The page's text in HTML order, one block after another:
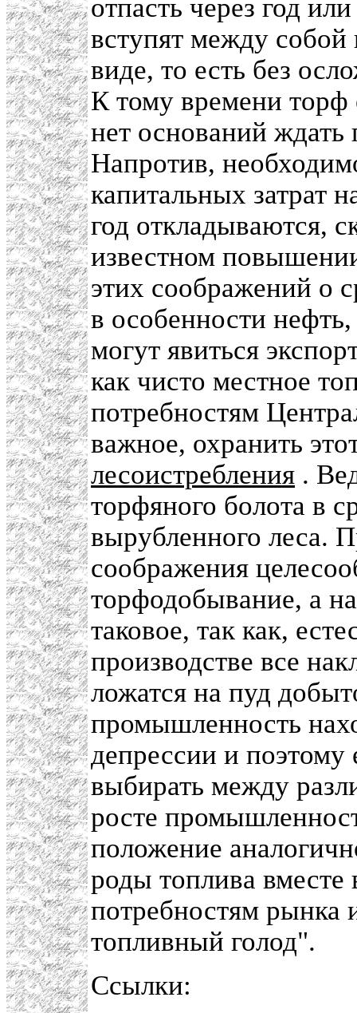
отпасть через год
вступят между
виде, то есть без
К тому времени торф
нет оснований ждать
Напротив,
капитальных затрат
год откладываются,
известном
этих соображений о
в особенности
могут явиться
как чисто местное
потребностям
важное, охранить
лесоистребления .
торфяного болота в
вырубленного леса.
соображения
торфодобывание, а
таковое, так как,
производстве все
ложатся на пуд
промышленность
депрессии и поэтому
выбирать между
росте
положение
роды топлива вместе
потребностям рынка
топливный голод".
Ссылки: